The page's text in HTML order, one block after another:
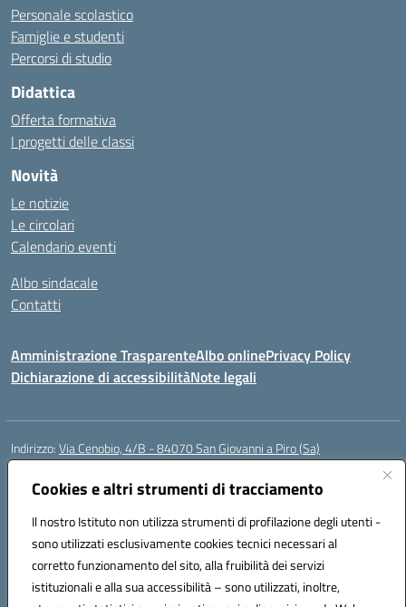
Cookies e altri strumenti di tracciamento
Il nostro Istituto non utilizza strumenti di profilazione degli utenti -
sono utilizzati esclusivamente cookies tecnici necessari al
corretto funzionamento del sito, alla fruibilità dei servizi
istituzionali e alla sua accessibilità – sono utilizzati, inoltre,
Personale scolastico
Famiglie e studenti
Percorsi di studio
Didattica
Offerta formativa
I progetti delle classi
Novità
Le notizie
Le circolari
Calendario eventi
Albo sindacale
Contatti
Amministrazione TrasparenteAlbo onlinePrivacy Policy
Dichiarazione di accessibilitàNote legali
Indirizzo:Via Cenobio, 4/B - 84070 San Giovanni a Piro (Sa)
Centralino:
Posta elettronica certificata (PEC):saic815005@pec.istruzione.it
Codice fiscale: 84001740657
Codice meccanografico:SAIC815005
Codice Indice delle Pubbliche Amministrazioni (IPA): istsc_SAIC815005
Codice unico di fatturazione (CUF): UFDQ9V